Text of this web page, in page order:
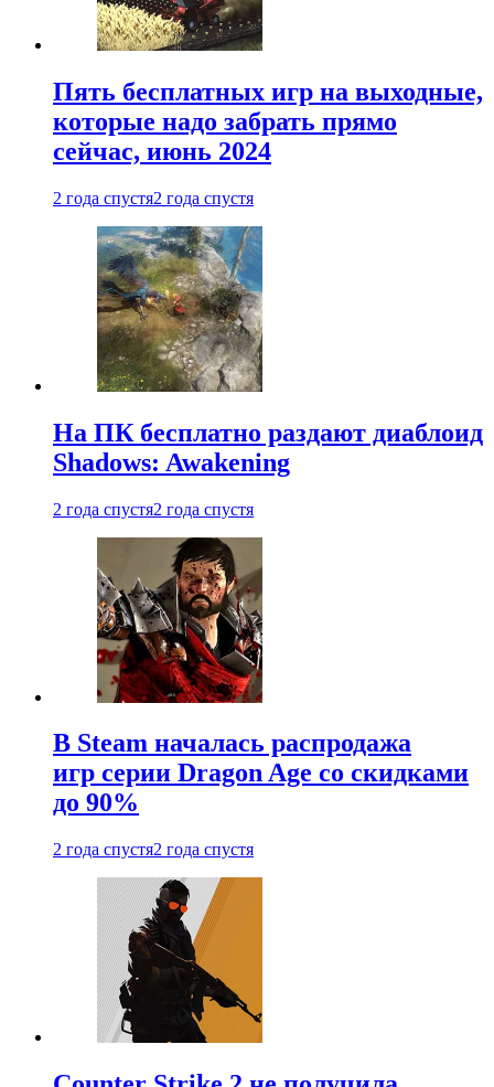
Пять бесплатных игр на выходные,
которые надо забрать прямо
сейчас, июнь 2024
2 года спустя2 года спустя
На ПК бесплатно раздают диаблоид
Shadows: Awakening
2 года спустя2 года спустя
В Steam началась распродажа
игр серии Dragon Age со скидками
до 90%
2 года спустя2 года спустя